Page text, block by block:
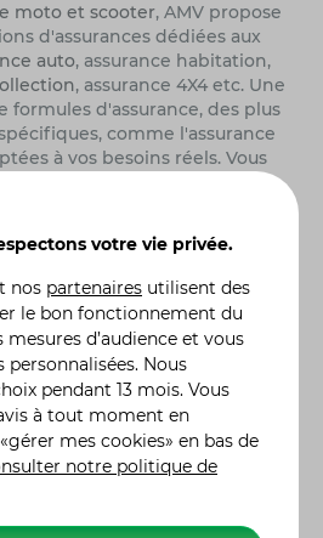
moto et scooter, AMV propose
d'assurances dédiées aux
auto, assurance habitation,
, assurance 4X4 etc. Une
d'assurance, des plus
comme l'assurance
à vos besoins réels. Vous
véhicule. De la demande de
de votre contrat assurance
tout se fait en ligne. Nos 300
à votre écoute pour vous
dans le choix de
Retrouvez l'histoire des
et leurs modèles de référence.
ensemble, ayons l'assurance
Assurance Moto
Moto sur 5262 clients
AMV obtient une note de
votre vie privée.
nos partenaires utilisent des
le bon fonctionnement du
mesures d’audience et vous
Nous
pendant 13 mois. Vous
à tout moment en
mes cookies» en bas de
notre politique de